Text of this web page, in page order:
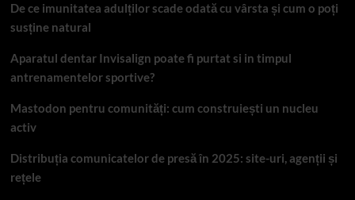
De ce imunitatea adulților scade odată cu vârsta și cum o poți
susține natural
Aparatul dentar Invisalign poate fi purtat si in timpul
antrenamentelor sportive?
Mastodon pentru comunități: cum construiești un nucleu
activ
Distribuția comunicatelor de presă în 2025: site-uri, agenții și
rețele